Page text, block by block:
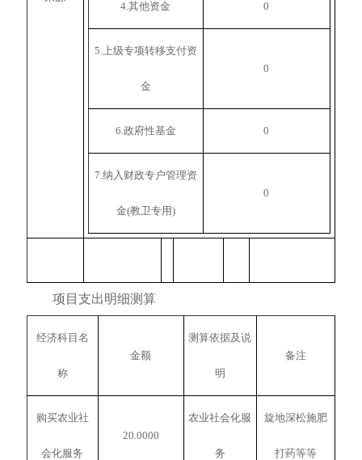
4.其他资金 0
5.上级专项转移支付资
金
0
6.政府性基金 0
7.纳入财政专户管理资
金(教卫专用)
0
项目支出明细测算
经济科目名
称
金额
测算依据及说
明
备注
购买农业社
会化服务
20.0000
农业社会化服
务
旋地深松施肥
打药等等